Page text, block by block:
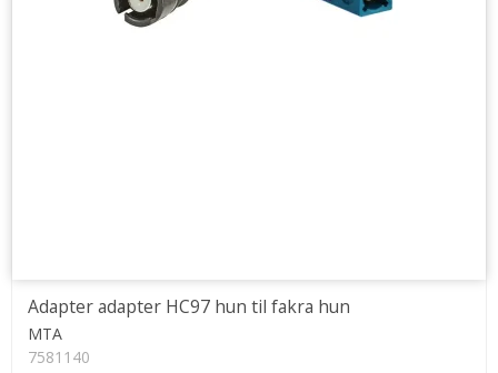
Adapter adapter HC97 hun til fakra hun
MTA
7581140